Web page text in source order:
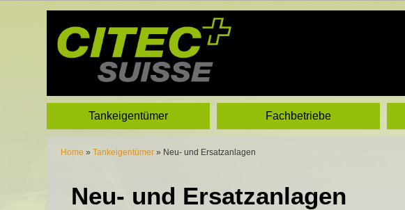
Tankeigentümer Fachbetriebe
Home » Tankeigentümer » Neu- und Ersatzanlagen
Neu- und Ersatzanlagen